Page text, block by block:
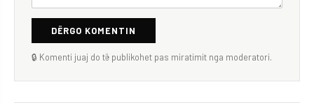
DËRGO KOMENTIN
🔒 Komenti juaj do të publikohet pas miratimit nga moderatori.